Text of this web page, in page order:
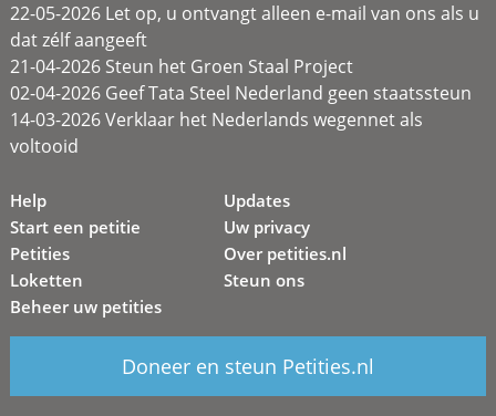
22-05-2026 Let op, u ontvangt alleen e-mail van ons als u
dat zélf aangeeft
21-04-2026 Steun het Groen Staal Project
02-04-2026 Geef Tata Steel Nederland geen staatssteun
14-03-2026 Verklaar het Nederlands wegennet als
voltooid
Help
Start een petitie
Petities
Loketten
Beheer uw petities
Updates
Uw privacy
Over petities.nl
Steun ons
Doneer en steun Petities.nl